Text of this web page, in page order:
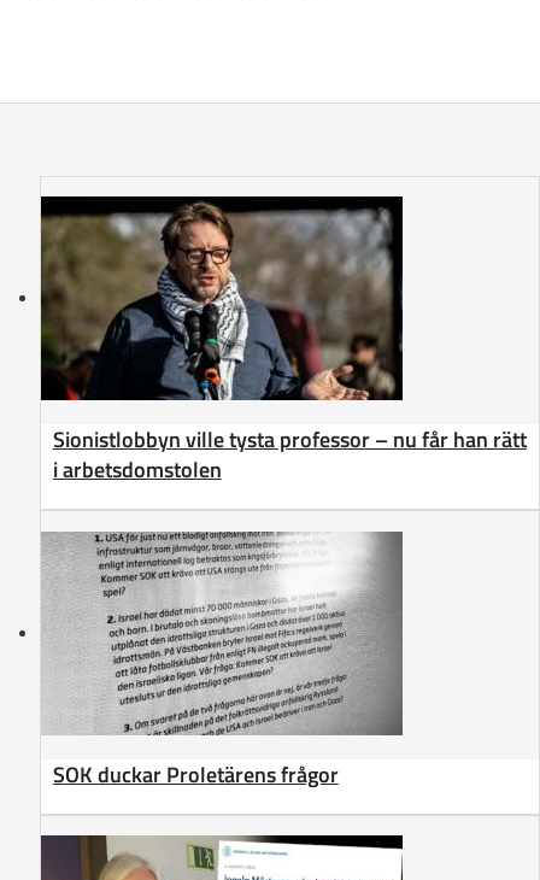
Sionistlobbyn ville tysta professor – nu får han rätt
i arbetsdomstolen
SOK duckar Proletärens frågor